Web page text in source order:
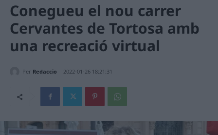
Conegueu el nou carrer
Cervantes de Tortosa amb
una recreació virtual
Per Redaccio 2022-01-26 18:21:31